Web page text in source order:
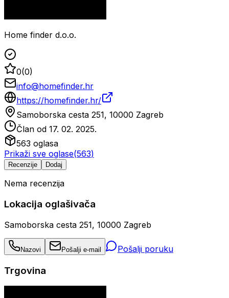
Home finder d.o.o.
0(0)
info@homefinder.hr
https://homefinder.hr/
Samoborska cesta 251, 10000 Zagreb
Član od 17. 02. 2025.
563 oglasa
Prikaži sve oglase(563)
Recenzije Dodaj
Nema recenzija
Lokacija oglašivača
Samoborska cesta 251, 10000 Zagreb
Nazovi Pošalji e-mail Pošalji poruku
Trgovina